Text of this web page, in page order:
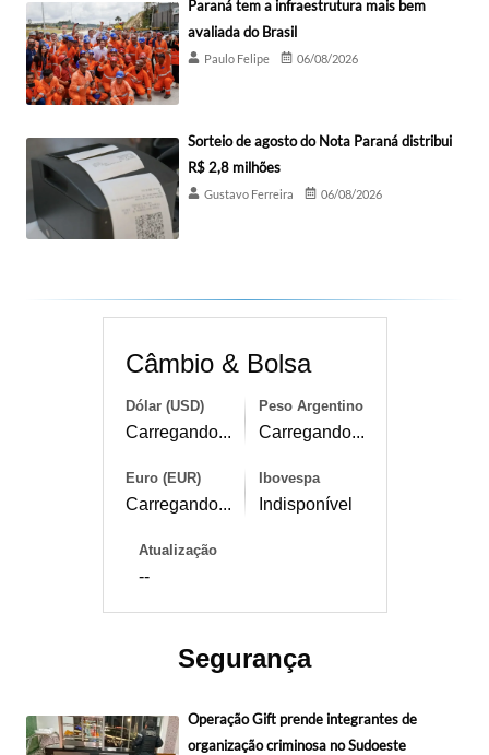
Paraná tem a infraestrutura mais bem
avaliada do Brasil
Paulo Felipe 06/08/2026
Sorteio de agosto do Nota Paraná distribui
R$ 2,8 milhões
Gustavo Ferreira 06/08/2026
Câmbio & Bolsa
Dólar (USD)
Carregando...
Peso Argentino
Carregando...
Euro (EUR)
Carregando...
Ibovespa
Indisponível
Atualização
--
Segurança
Operação Gift prende integrantes de
organização criminosa no Sudoeste